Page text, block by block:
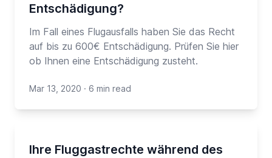
Entschädigung?
Im Fall eines Flugausfalls haben Sie das Recht
auf bis zu 600€ Entschädigung. Prüfen Sie hier
ob Ihnen eine Entschädigung zusteht.
Mar 13, 2020 · 6 min read
Ihre Fluggastrechte während des